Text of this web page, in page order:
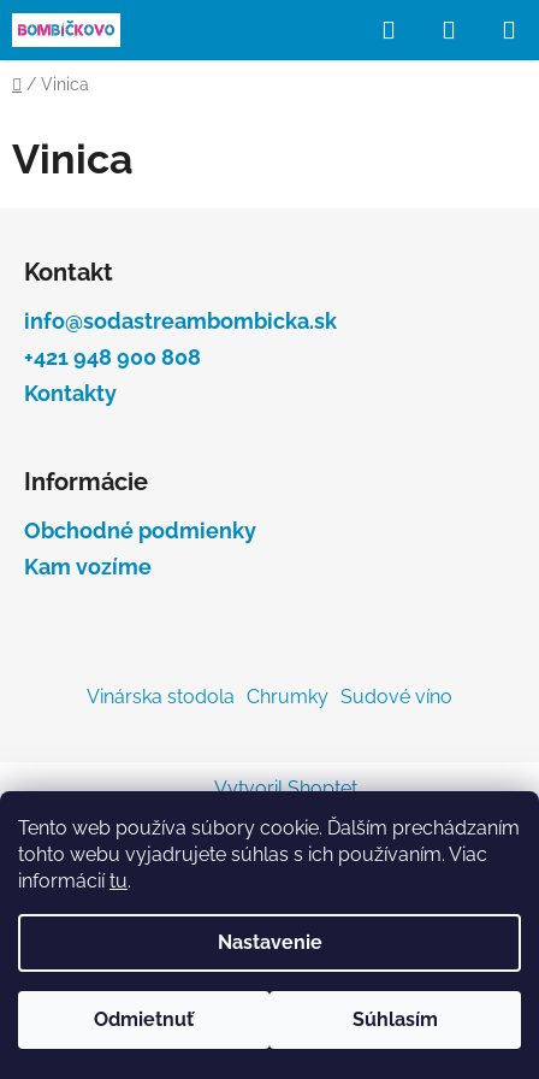
Tento web používa súbory cookie. Ďalším prechádzaním
tohto webu vyjadrujete súhlas s ich používaním. Viac
informáciítu.
Nastavenie
Odmietnuť Súhlasím
Prejsť
na
obsah
Hľadať
KOŠÍK
Domov
/ Vinica
Vinica
Kontakt
info@sodastreambombicka.sk
+421 948 900 808
Kontakty
Informácie
Obchodné podmienky
Kam vozíme
Vinárska stodola Chrumky Sudové víno
Vytvoril Shoptet
Copyright 2026
Sodastreambombicka.sk
. Všetky
práva vyhradené.